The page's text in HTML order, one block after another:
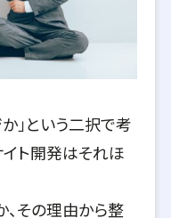
」という二択で考
イト開発はそれほ
その理由から整